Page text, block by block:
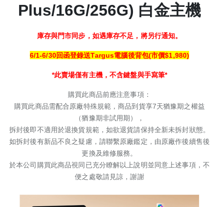
Plus/16G/256G) 白金主機
庫存與門市同步，如遇庫存不足，將另行通知。
6/1-6/30回函登錄送Targus電腦後背包(市價$1,980)
*此賣場僅有主機，不含鍵盤與手寫筆*
購買此商品前應注意事項：
購買此商品需配合原廠特殊規範，商品到貨享7天猶豫期之權益
（猶豫期非試用期），
拆封後即不適用於退換貨規範，如欲退貨請保持全新未拆封狀態。
如拆封後有新品不良之疑慮，請聯繫原廠鑑定，由原廠作後續售後
更換及維修服務。
於本公司購買此商品視同已充分瞭解以上說明並同意上述事項，不
便之處敬請見諒，謝謝